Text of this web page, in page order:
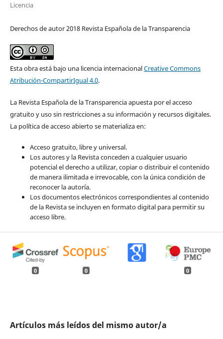
Licencia
Derechos de autor 2018 Revista Española de la Transparencia
Esta obra está bajo una licencia internacionalCreative Commons
Atribución-CompartirIgual 4.0.
La Revista Española de la Transparencia apuesta por el acceso
gratuito y uso sin restricciones a su información y recursos digitales.
La política de acceso abierto se materializa en:
Acceso gratuito, libre y universal.
Los autores y la Revista conceden a cualquier usuario
potencial el derecho a utilizar, copiar o distribuir el contenido
de manera ilimitada e irrevocable, con la única condición de
reconocer la autoría.
Los documentos electrónicos correspondientes al contenido
de la Revista se incluyen en formato digital para permitir su
acceso libre.
0 0 0
Artículos más leídos del mismo autor/a